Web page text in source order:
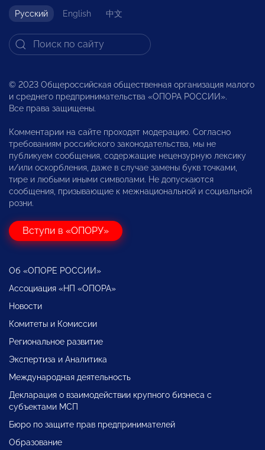
Русский English 中文
© 2023 Общероссийская общественная организация малого
и среднего предпринимательства «ОПОРА РОССИИ».
Все права защищены.
Комментарии на сайте проходят модерацию. Согласно
требованиям российского законодательства, мы не
публикуем сообщения, содержащие нецензурную лексику
и/или оскорбления, даже в случае замены букв точками,
тире и любыми иными символами. Не допускаются
сообщения, призывающие к межнациональной и социальной
розни.
Вступи в «ОПОРУ»
Об «ОПОРЕ РОССИИ»
Ассоциация «НП «ОПОРА»
Новости
Комитеты и Комиссии
Региональное развитие
Экспертиза и Аналитика
Международная деятельность
Декларация о взаимодействии крупного бизнеса с
субъектами МСП
Бюро по защите прав предпринимателей
Образование